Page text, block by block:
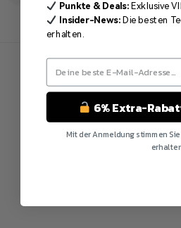
Punkte & Deals:Exklusive
Insider-News:Die besten
erhalten.
6% Extra-
Mit der Anmeldung stimmen